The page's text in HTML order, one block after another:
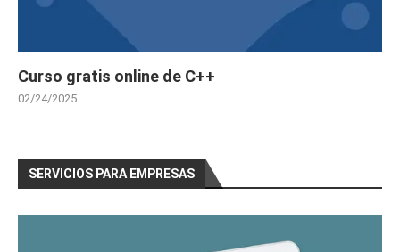
Curso gratis online de C++
02/24/2025
SERVICIOS PARA EMPRESAS